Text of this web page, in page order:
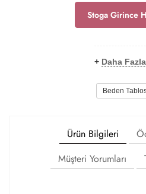
Stoga Girince
+ Daha
Beden
Ürün Bilgileri
Müşteri Yorumları